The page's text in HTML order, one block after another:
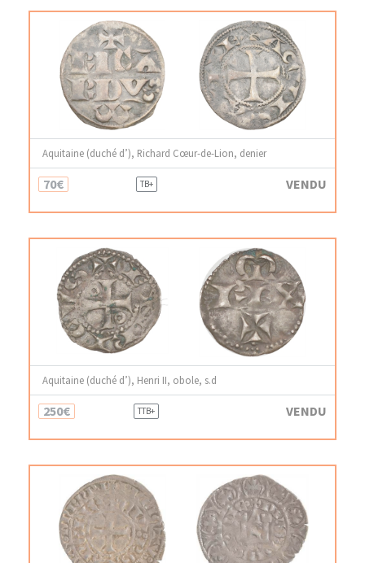
Aquitaine (duché d’), Richard Cœur-de-Lion, denier
70€ TB+ VENDU
Aquitaine (duché d’), Henri II, obole, s.d
250€ TTB+ VENDU